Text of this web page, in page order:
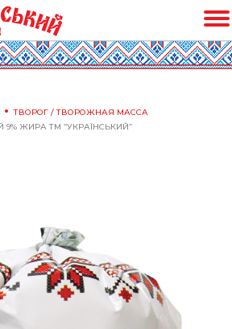
ТВОРОГ / ТВОРОЖНАЯ МАССА
ЖИРА ТМ “УКРАЇНСЬКИЙ”